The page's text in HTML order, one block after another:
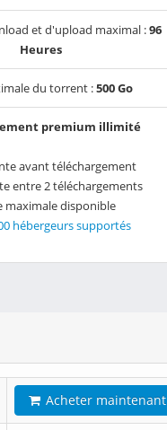
et d'upload maximal :96
Heures
du torrent :500 Go
premium illimité
avant téléchargement
entre 2 téléchargements
maximale disponible
hébergeurs supportés
Acheter maintenant